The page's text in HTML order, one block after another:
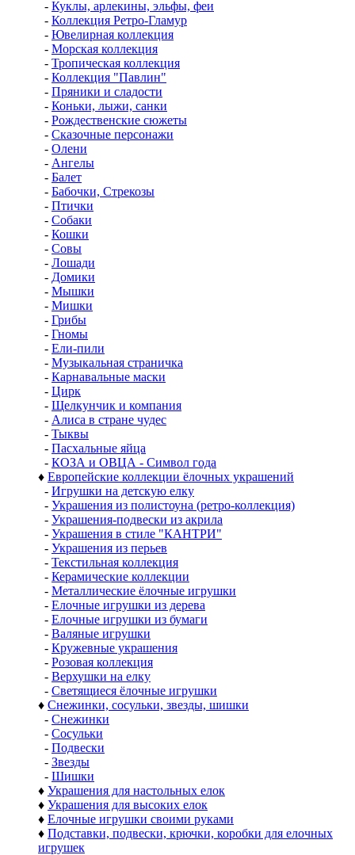
- Куклы, арлекины, эльфы, феи
- Коллекция Ретро-Гламур
- Ювелирная коллекция
- Морская коллекция
- Тропическая коллекция
- Коллекция "Павлин"
- Пряники и сладости
- Коньки, лыжи, санки
- Рождественские сюжеты
- Сказочные персонажи
- Олени
- Ангелы
- Балет
- Бабочки, Стрекозы
- Птички
- Собаки
- Кошки
- Совы
- Лошади
- Домики
- Мышки
- Мишки
- Грибы
- Гномы
- Ели-пили
- Музыкальная страничка
- Карнавальные маски
- Цирк
- Щелкунчик и компания
- Алиса в стране чудес
- Тыквы
- Пасхальные яйца
- КОЗА и ОВЦА - Символ года
♦ Европейские коллекции ёлочных украшений
- Игрушки на детскую елку
- Украшения из полистоуна (ретро-коллекция)
- Украшения-подвески из акрила
- Украшения в стиле "КАНТРИ"
- Украшения из перьев
- Текстильная коллекция
- Керамические коллекции
- Металлические ёлочные игрушки
- Елочные игрушки из дерева
- Елочные игрушки из бумаги
- Валяные игрушки
- Кружевные украшения
- Розовая коллекция
- Верхушки на елку
- Светящиеся ёлочные игрушки
♦ Снежинки, сосульки, звезды, шишки
- Снежинки
- Сосульки
- Подвески
- Звезды
- Шишки
♦ Украшения для настольных елок
♦ Украшения для высоких елок
♦ Елочные игрушки своими руками
♦ Подставки, подвески, крючки, коробки для елочных
игрушек